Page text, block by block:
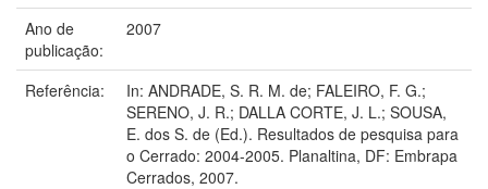
Ano de
publicação:
2007
Referência:
In: ANDRADE, S. R. M. de; FALEIRO, F. G.;
SERENO, J. R.; DALLA CORTE, J. L.; SOUSA,
E. dos S. de (Ed.). Resultados de pesquisa para
o Cerrado: 2004-2005. Planaltina, DF: Embrapa
Cerrados, 2007.